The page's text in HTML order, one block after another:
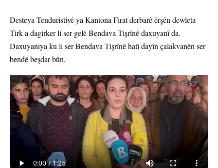
Desteya Tenduristiyê ya Kantona Firat derbarê êrşên dewleta
Tirk a dagirker li ser gelê Bendava Tişrînê daxuyanî da.
Daxuyaniya ku li ser Bendava Tişrînê hatî dayîn çalakvanên ser
bendê beşdar bûn.